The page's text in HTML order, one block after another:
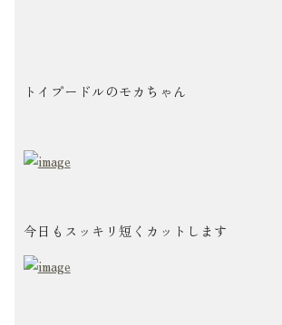
トイプードルのモカちゃん
今日もスッキリ短くカットします